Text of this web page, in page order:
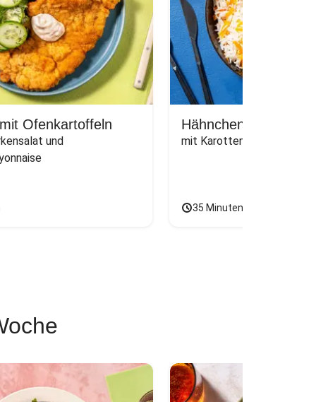
Ofenkartoffeln
und
Hähnchen in Curry-
mit Karotten-Reis und
35 Minuten